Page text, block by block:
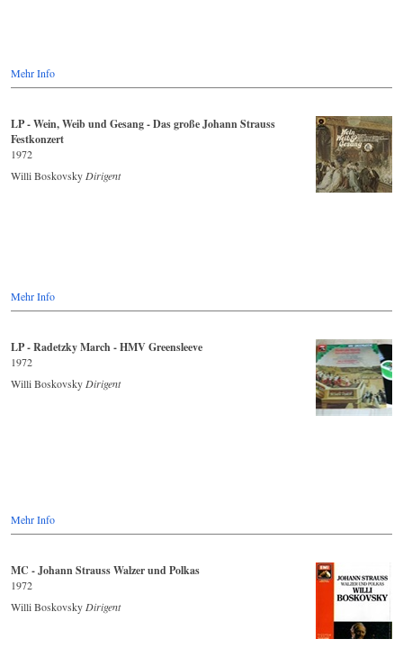
Mehr Info
LP - Wein, Weib und Gesang - Das große Johann Strauss
Festkonzert
1972
Willi Boskovsky Dirigent
Mehr Info
LP - Radetzky March - HMV Greensleeve
1972
Willi Boskovsky Dirigent
Mehr Info
MC - Johann Strauss Walzer und Polkas
1972
Willi Boskovsky Dirigent